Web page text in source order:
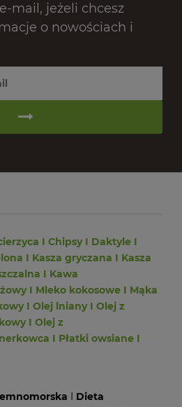
mail, jeżeli chcesz
o nowościach i
I ChipsyI Daktyle I
I Kasza gryczana I Kasza
I Kawa
I Mleko kokosowe I Mąka
I Olej lnianyI Olej z
I Olej z
I Płatki owsiane I
I Dieta